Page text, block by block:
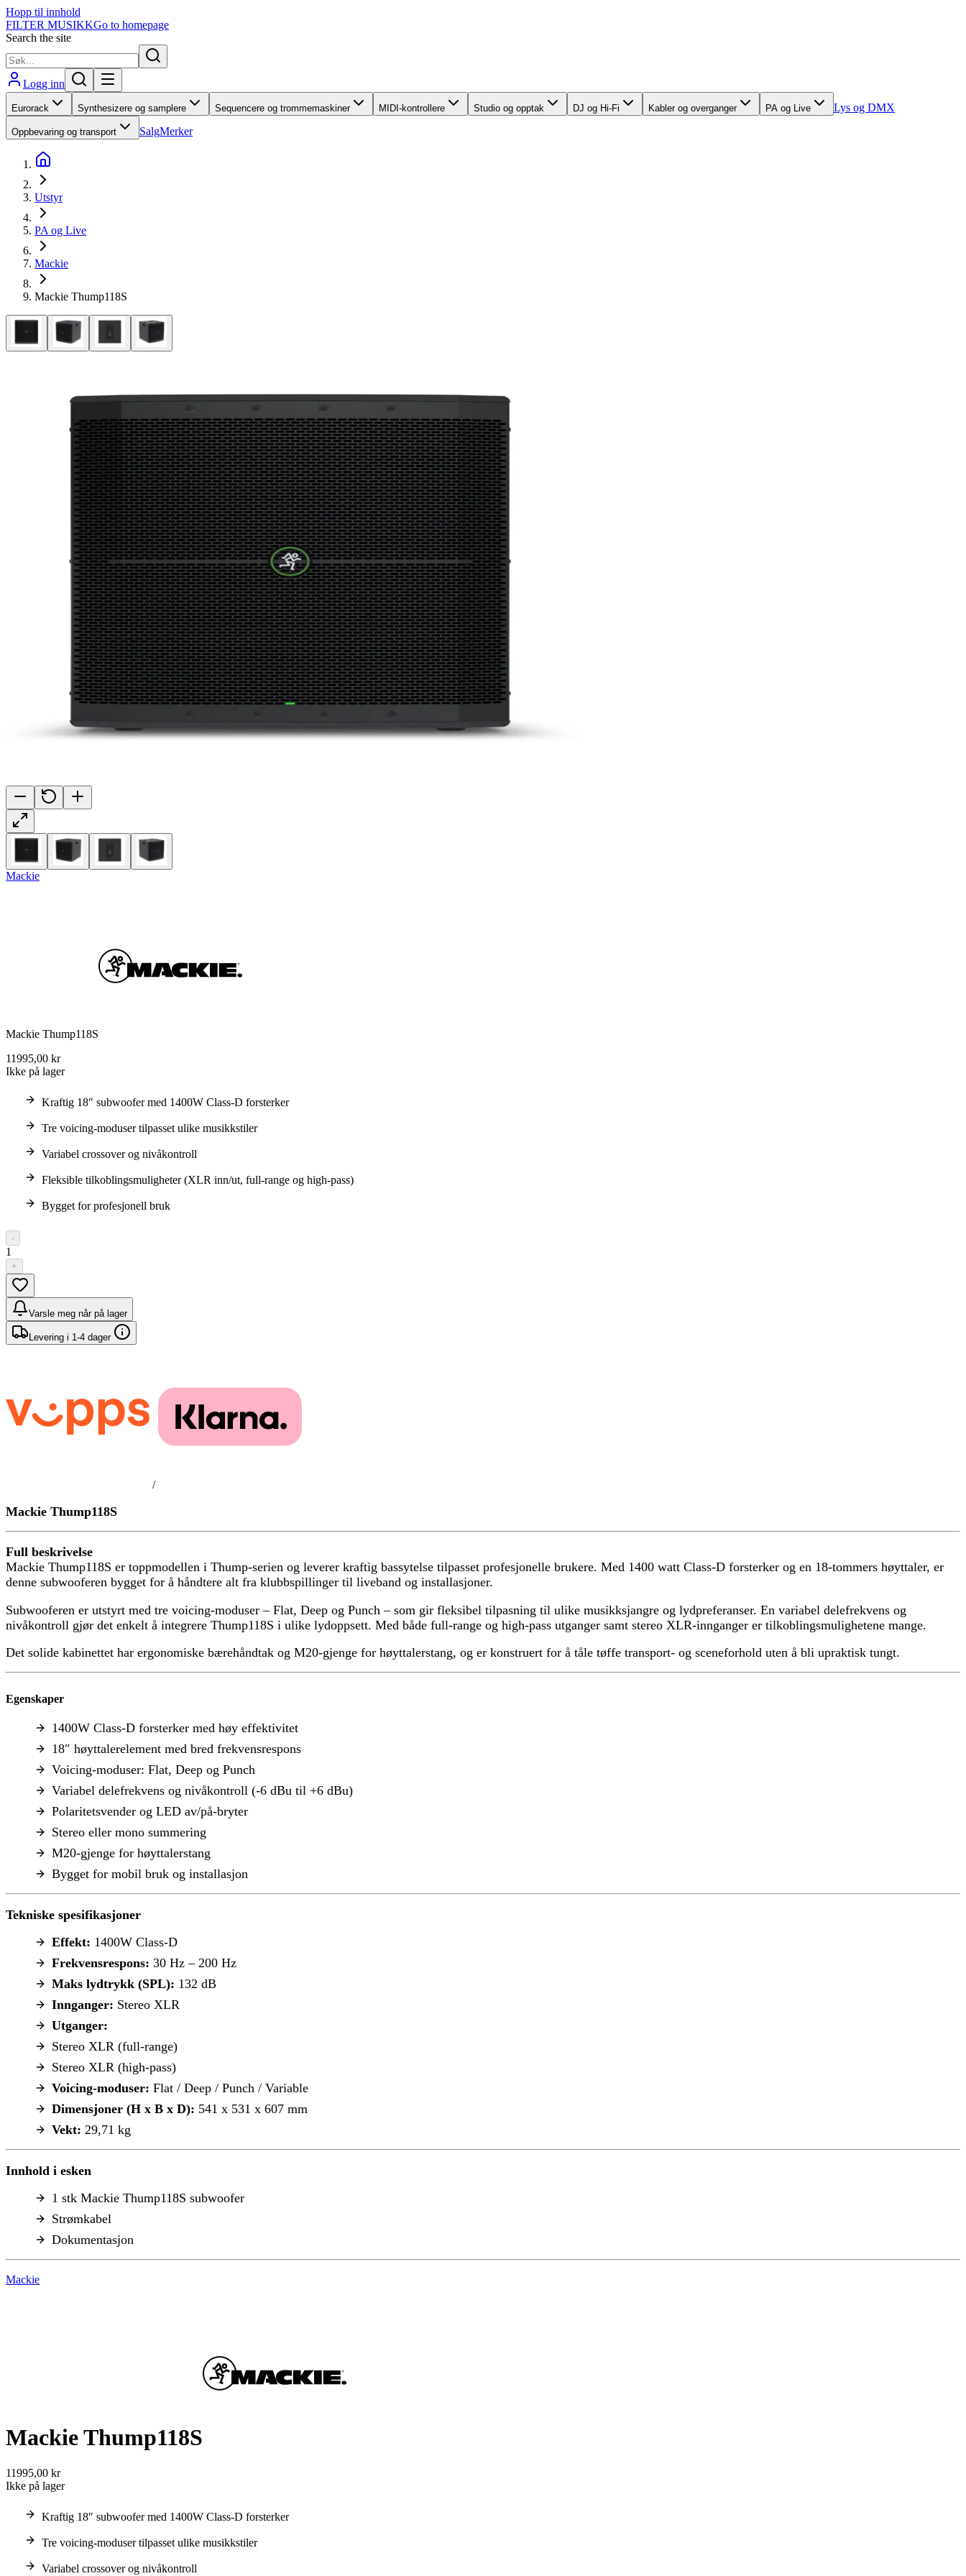
Hopp til innhold
FILTER MUSIKKGo to homepage
Search the site
Logg inn
Eurorack Synthesizere og samplere Sequencere og trommemaskiner MIDI-kontrollere Studio og opptak DJ og Hi-Fi Kabler og overganger PA og Live Lys og DMX
Oppbevaring og transport SalgMerker
Utstyr
PA og Live
Mackie
Mackie Thump118S
Mackie
Mackie Thump118S
11995,00 kr
Ikke på lager
Kraftig 18″ subwoofer med 1400W Class-D forsterker
Tre voicing-moduser tilpasset ulike musikkstiler
Variabel crossover og nivåkontroll
Fleksible tilkoblingsmuligheter (XLR inn/ut, full-range og high-pass)
Bygget for profesjonell bruk
-
1
+
Varsle meg når på lager
Levering i 1-4 dager
/
Mackie Thump118S
Full beskrivelse
Mackie Thump118S er toppmodellen i Thump-serien og leverer kraftig bassytelse tilpasset profesjonelle brukere. Med 1400 watt Class-D forsterker og en 18-tommers høyttaler, er
denne subwooferen bygget for å håndtere alt fra klubbspillinger til liveband og installasjoner.
Subwooferen er utstyrt med tre voicing-moduser – Flat, Deep og Punch – som gir fleksibel tilpasning til ulike musikksjangre og lydpreferanser. En variabel delefrekvens og
nivåkontroll gjør det enkelt å integrere Thump118S i ulike lydoppsett. Med både full-range og high-pass utganger samt stereo XLR-innganger er tilkoblingsmulighetene mange.
Det solide kabinettet har ergonomiske bærehåndtak og M20-gjenge for høyttalerstang, og er konstruert for å tåle tøffe transport- og sceneforhold uten å bli upraktisk tungt.
Egenskaper
1400W Class-D forsterker med høy effektivitet
18″ høyttalerelement med bred frekvensrespons
Voicing-moduser: Flat, Deep og Punch
Variabel delefrekvens og nivåkontroll (-6 dBu til +6 dBu)
Polaritetsvender og LED av/på-bryter
Stereo eller mono summering
M20-gjenge for høyttalerstang
Bygget for mobil bruk og installasjon
Tekniske spesifikasjoner
Effekt: 1400W Class-D
Frekvensrespons: 30 Hz – 200 Hz
Maks lydtrykk (SPL): 132 dB
Innganger: Stereo XLR
Utganger:
Stereo XLR (full-range)
Stereo XLR (high-pass)
Voicing-moduser: Flat / Deep / Punch / Variable
Dimensjoner (H x B x D): 541 x 531 x 607 mm
Vekt: 29,71 kg
Innhold i esken
1 stk Mackie Thump118S subwoofer
Strømkabel
Dokumentasjon
Mackie
Mackie Thump118S
11995,00 kr
Ikke på lager
Kraftig 18″ subwoofer med 1400W Class-D forsterker
Tre voicing-moduser tilpasset ulike musikkstiler
Variabel crossover og nivåkontroll